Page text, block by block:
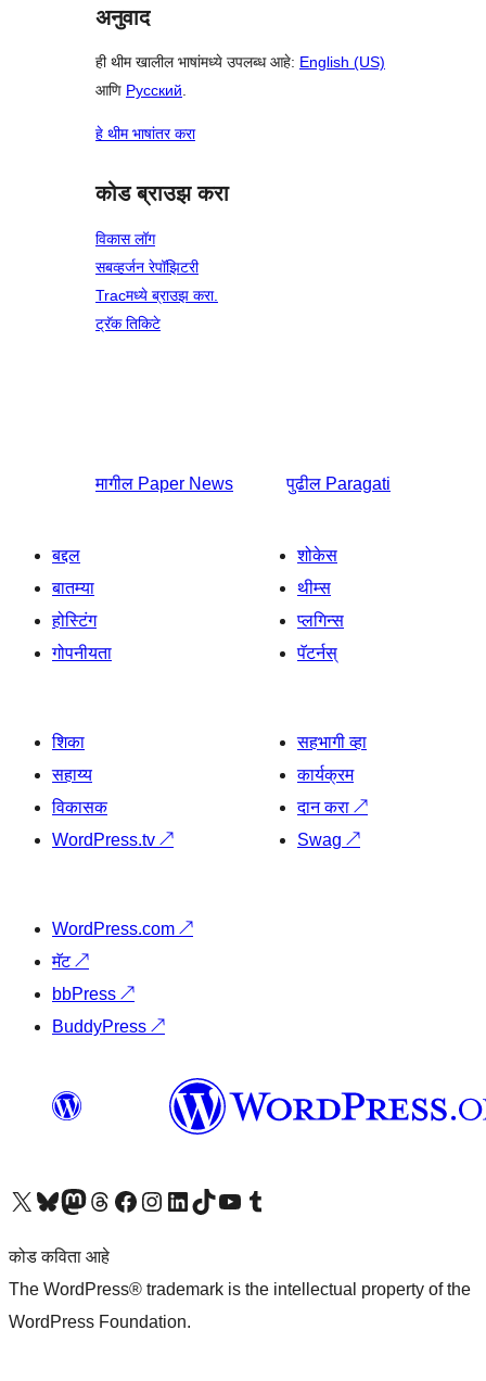
अनुवाद
ही थीम खालील भाषांमध्ये उपलब्ध आहे: English (US)
आणि Русский.
हे थीम भाषांतर करा
कोड ब्राउझ करा
विकास लॉग
सबव्हर्जन रेपॉझिटरी
Tracमध्ये ब्राउझ करा.
ट्रॅक तिकिटे
मागील Paper News पुढील Paragati
बद्दल
बातम्या
होस्टिंग
गोपनीयता
शोकेस
थीम्स
प्लगिन्स
पॅटर्नस्
शिका
सहाय्य
विकासक
WordPress.tv ↗
सहभागी व्हा
कार्यक्रम
दान करा ↗
Swag ↗
WordPress.com ↗
मॅट↗
bbPress ↗
BuddyPress ↗
आमच्या X (एक्स) (पूर्वीचे ट्विटर) खात्याला भेट द्या आमच्या ब्लूस्की खात्याला भेट द्या.आमच्या Mastodon खात्याला भेट द्या.आमच्या थ्रेड्स खात्याला भेट द्या. आमच्या फेसबुक पेजला भेट द्या आमच्या इंस्टाग्राम खात्याला भेट द्या आमच्या लिंक्डइन खात्याला भेट द्या आमच्या टिकटॉक अकाउंटला भेट द्या.आमच्या यूट्यूब चॅनेलला भेट द्या आमच्या टंबलर खात्याला भेट द्या.
कोड कविता आहे
The WordPress® trademark is the intellectual property of the
WordPress Foundation.